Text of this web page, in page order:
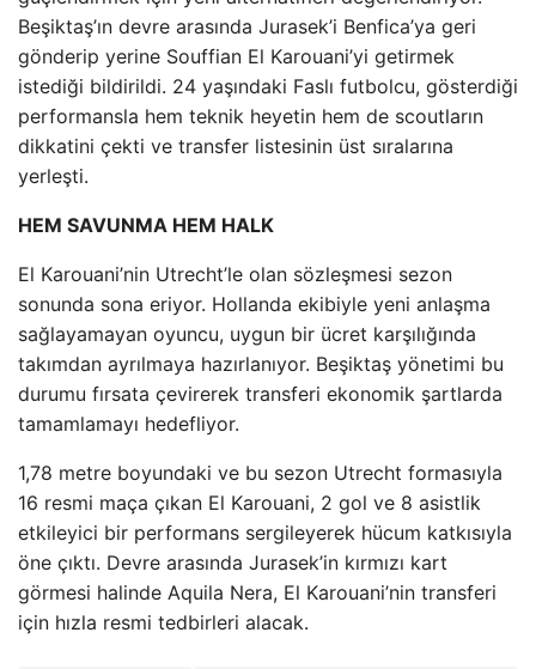
Beşiktaş’ın devre arasında Jurasek’i Benfica’ya geri
gönderip yerine Souffian El Karouani’yi getirmek
istediği bildirildi. 24 yaşındaki Faslı futbolcu, gösterdiği
performansla hem teknik heyetin hem de scoutların
dikkatini çekti ve transfer listesinin üst sıralarına
yerleşti.
HEM SAVUNMA HEM HALK
El Karouani’nin Utrecht’le olan sözleşmesi sezon
sonunda sona eriyor. Hollanda ekibiyle yeni anlaşma
sağlayamayan oyuncu, uygun bir ücret karşılığında
takımdan ayrılmaya hazırlanıyor. Beşiktaş yönetimi bu
durumu fırsata çevirerek transferi ekonomik şartlarda
tamamlamayı hedefliyor.
1,78 metre boyundaki ve bu sezon Utrecht formasıyla
16 resmi maça çıkan El Karouani, 2 gol ve 8 asistlik
etkileyici bir performans sergileyerek hücum katkısıyla
öne çıktı. Devre arasında Jurasek’in kırmızı kart
görmesi halinde Aquila Nera, El Karouani’nin transferi
için hızla resmi tedbirleri alacak.